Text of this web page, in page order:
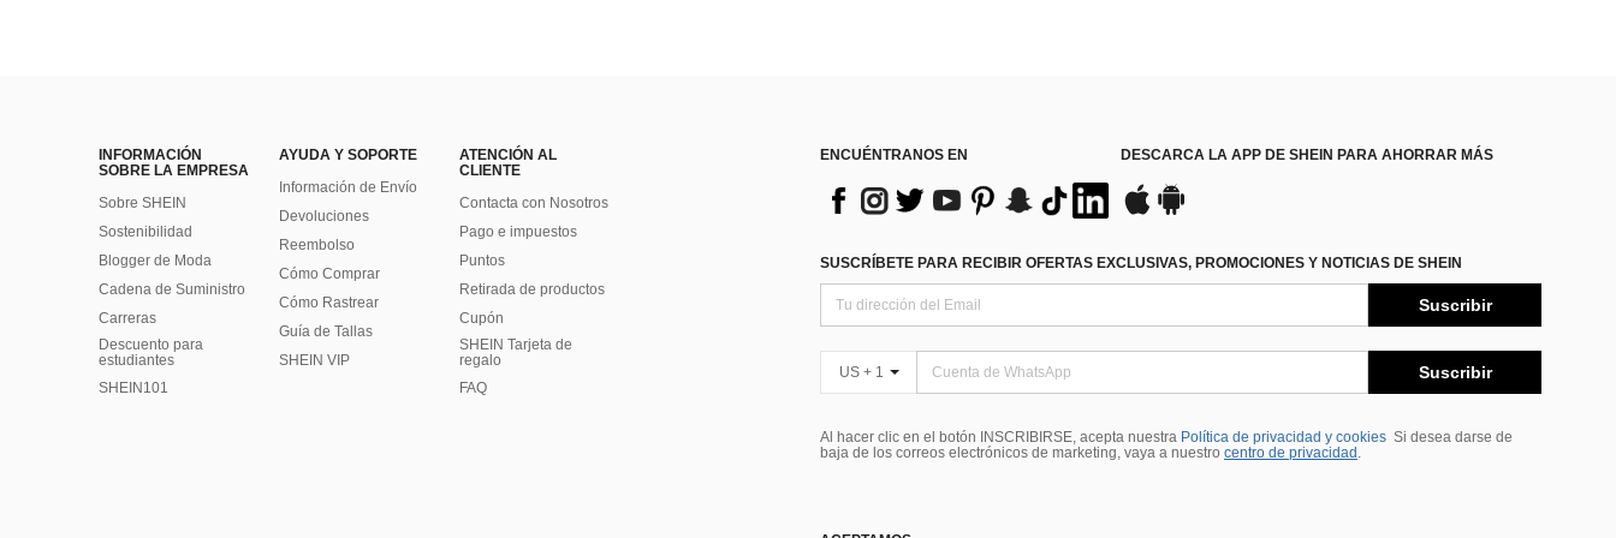
INFORMACIÓN
SOBRE LA EMPRESA
Sobre SHEIN
Sostenibilidad
Blogger de Moda
Cadena de Suministro
Carreras
Descuento para
estudiantes
SHEIN101
AYUDA Y SOPORTE
Información de Envío
Devoluciones
Reembolso
Cómo Comprar
Cómo Rastrear
Guía de Tallas
SHEIN VIP
ATENCIÓN AL
CLIENTE
Contacta con Nosotros
Pago e impuestos
Puntos
Retirada de productos
Cupón
SHEIN Tarjeta de
regalo
FAQ
ENCUÉNTRANOS EN DESCARCA LA APP DE SHEIN PARA AHORRAR MÁS
SUSCRÍBETE PARA RECIBIR OFERTAS EXCLUSIVAS, PROMOCIONES Y NOTICIAS DE SHEIN
Suscribir
US + 1 Suscribir
Al hacer clic en el botón INSCRIBIRSE, acepta nuestra Política de privacidad y cookies Si desea darse de
baja de los correos electrónicos de marketing, vaya a nuestro centro de privacidad .